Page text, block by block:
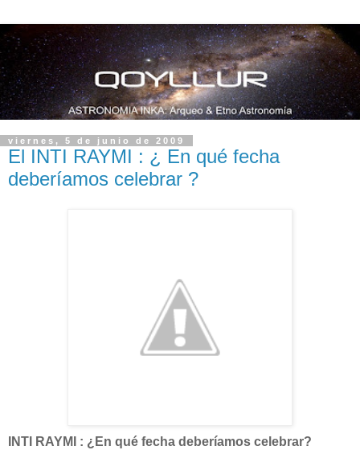
viernes, 5 de junio de 2009
El INTI RAYMI : ¿ En qué fecha
deberíamos celebrar ?
INTI RAYMI : ¿En qué fecha deberíamos celebrar?